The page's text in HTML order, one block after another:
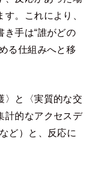
。これにより、
き手は“誰がどの
る仕組みへと移
〉と〈実質的な交
計的なアクセスデ
ど）と、反応に